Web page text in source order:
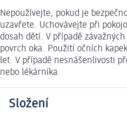
Nepoužívejte, pokud je
uzavřete. Uchovávejte při
dosah dětí. V případě
povrch oka. Použití očních
let. V případě nesnášenlivosti
nebo lékárníka.
Složení